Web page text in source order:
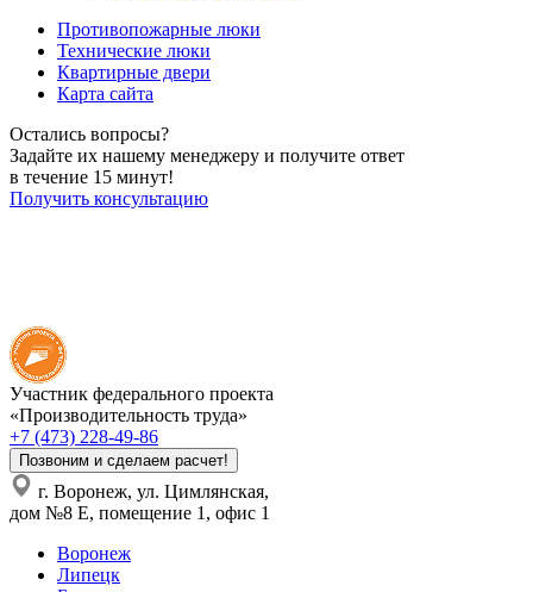
Противопожарные люки
Технические люки
Квартирные двери
Карта сайта
Остались вопросы?
Задайте их нашему менеджеру и получите ответ
в течение 15 минут!
Получить консультацию
Участник федерального проекта
«Производительность труда»
+7 (473) 228-49-86
Позвоним и сделаем расчет!
г. Воронеж, ул. Цимлянская,
дом №8 Е, помещение 1, офис 1
Воронеж
Липецк